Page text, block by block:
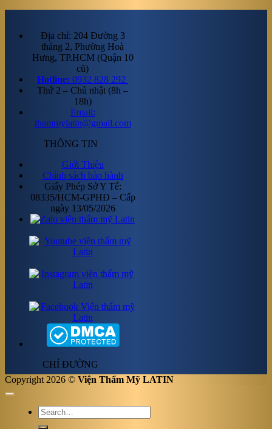
Địa chỉ: 204 Đường 3
tháng 2, Phường Hoà
Hưng, TP.HCM (Quận 10
cũ)
Hotline: 0932 828 292
Thứ 2 – Chủ nhật (8h –
18h)
Email:
thammylatin@gmail.com
THÔNG TIN
Giới Thiệu
Chính sách bảo hành
Giấy Phép Sở Y Tế:
08335/HCM-GPHĐ – Cấp
ngày 13/05/2026
CHỈ ĐƯỜNG
Copyright 2026 © Viện Thẩm Mỹ LATIN